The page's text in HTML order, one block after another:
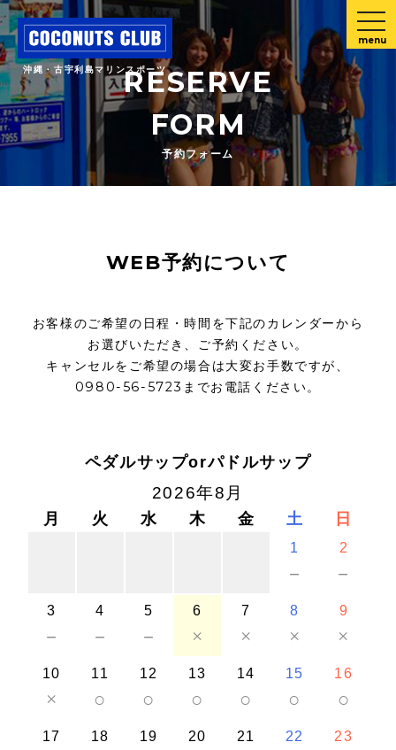
沖縄・古宇利島マリンスポーツ
menu
RESERVE
FORM
予約フォーム
WEB予約について
お客様のご希望の日程・時間を下記のカレンダーから
お選びいただき、ご予約ください。
キャンセルをご希望の場合は大変お手数ですが、
0980-56-5723までお電話ください。
ペダルサップorパドルサップ
2026年8月
月 火 水 木 金 土 日
1
－
2
－
3
－
4
－
5
－
6
×
7
×
8
×
9
×
10
×
11
○
12
○
13
○
14
○
15
○
16
○
17 18 19 20 21 22 23